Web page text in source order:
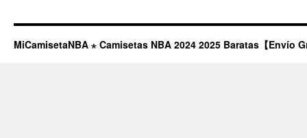
MiCamisetaNBA ⋆ Camisetas NBA 2024 2025 Baratas【Envío